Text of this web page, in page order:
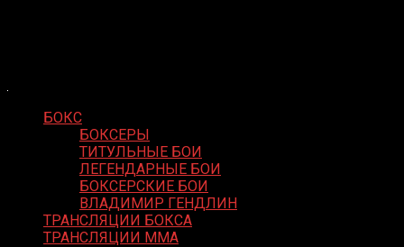
БОКС
БОКСЕРЫ
ТИТУЛЬНЫЕ БОИ
ЛЕГЕНДАРНЫЕ БОИ
БОКСЕРСКИЕ БОИ
ВЛАДИМИР ГЕНДЛИН
ТРАНСЛЯЦИИ БОКСА
ТРАНСЛЯЦИИ MMA